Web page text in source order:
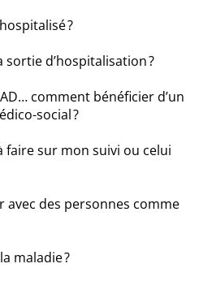
?
sortie d’hospitalisation ?
comment bénéficier d’un
social ?
faire sur mon suivi ou celui
avec des personnes comme
maladie ?